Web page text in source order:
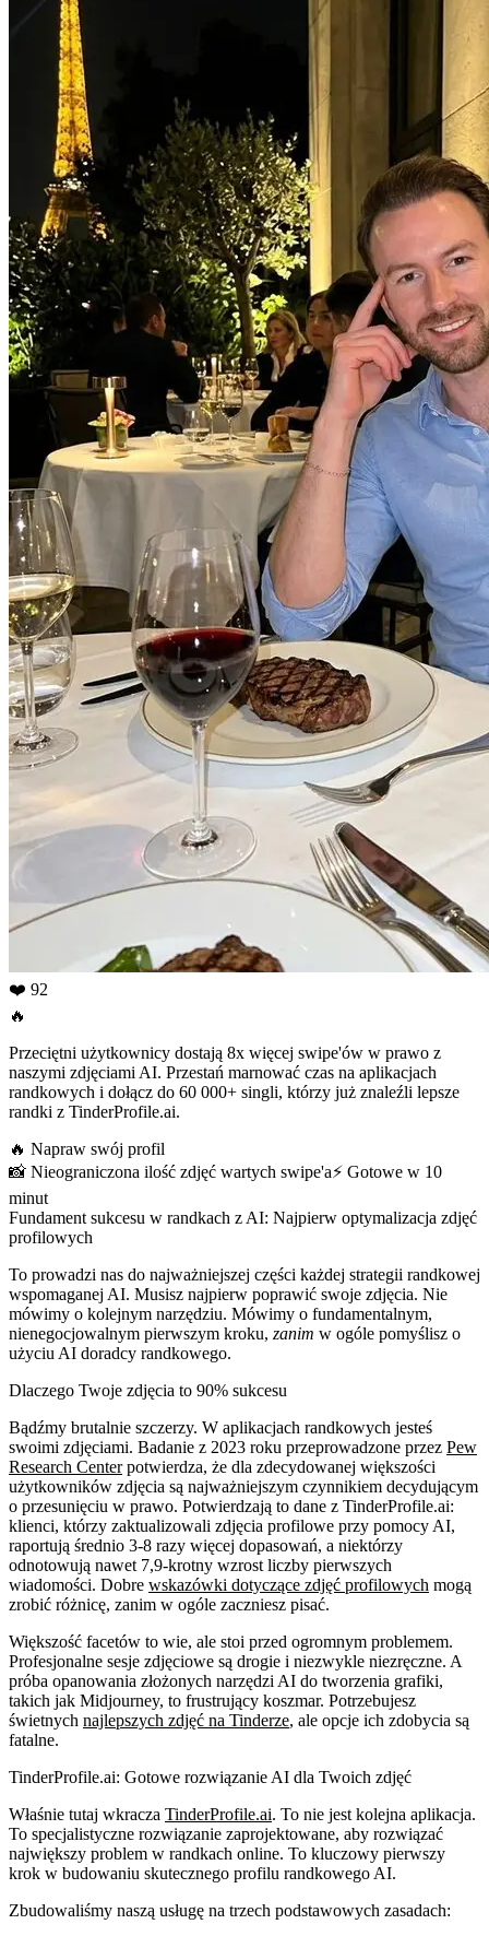
❤️ 92
🔥
Przeciętni użytkownicy dostają 8x więcej swipe'ów w prawo z
naszymi zdjęciami AI. Przestań marnować czas na aplikacjach
randkowych i dołącz do 60 000+ singli, którzy już znaleźli lepsze
randki z TinderProfile.ai.
🔥 Napraw swój profil
📸 Nieograniczona ilość zdjęć wartych swipe'a⚡️ Gotowe w 10
minut
Fundament sukcesu w randkach z AI: Najpierw optymalizacja zdjęć
profilowych
To prowadzi nas do najważniejszej części każdej strategii randkowej
wspomaganej AI. Musisz najpierw poprawić swoje zdjęcia. Nie
mówimy o kolejnym narzędziu. Mówimy o fundamentalnym,
nienegocjowalnym pierwszym kroku, zanim w ogóle pomyślisz o
użyciu AI doradcy randkowego.
Dlaczego Twoje zdjęcia to 90% sukcesu
Bądźmy brutalnie szczerzy. W aplikacjach randkowych jesteś
swoimi zdjęciami. Badanie z 2023 roku przeprowadzone przez Pew
Research Centerpotwierdza, że dla zdecydowanej większości
użytkowników zdjęcia są najważniejszym czynnikiem decydującym
o przesunięciu w prawo. Potwierdzają to dane z TinderProfile.ai:
klienci, którzy zaktualizowali zdjęcia profilowe przy pomocy AI,
raportują średnio 3-8 razy więcej dopasowań, a niektórzy
odnotowują nawet 7,9-krotny wzrost liczby pierwszych
wiadomości. Dobre wskazówki dotyczące zdjęć profilowych mogą
zrobić różnicę, zanim w ogóle zaczniesz pisać.
Większość facetów to wie, ale stoi przed ogromnym problemem.
Profesjonalne sesje zdjęciowe są drogie i niezwykle niezręczne. A
próba opanowania złożonych narzędzi AI do tworzenia grafiki,
takich jak Midjourney, to frustrujący koszmar. Potrzebujesz
świetnych najlepszych zdjęć na Tinderze, ale opcje ich zdobycia są
fatalne.
TinderProfile.ai: Gotowe rozwiązanie AI dla Twoich zdjęć
Właśnie tutaj wkracza TinderProfile.ai. To nie jest kolejna aplikacja.
To specjalistyczne rozwiązanie zaprojektowane, aby rozwiązać
największy problem w randkach online. To kluczowy pierwszy
krok w budowaniu skutecznego profilu randkowego AI.
Zbudowaliśmy naszą usługę na trzech podstawowych zasadach: